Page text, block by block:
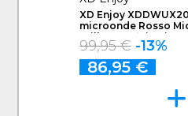
XD Enjoy
microonde Rosso
grill Superficie piana
99,95 € -13%
86,95 €